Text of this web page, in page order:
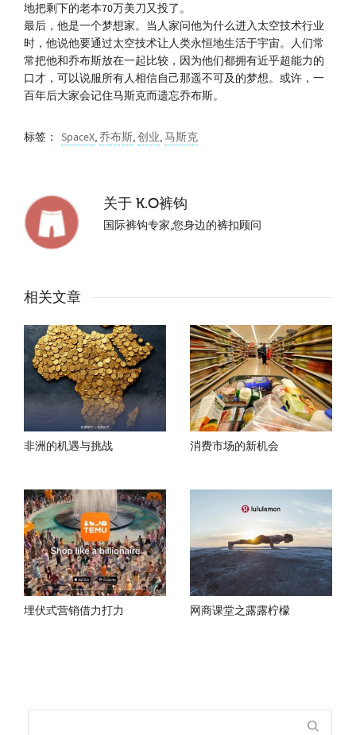
地把剩下的老本70万美刀又投了。
最后，他是一个梦想家。当人家问他为什么进入太空技术行业
时，他说他要通过太空技术让人类永恒地生活于宇宙。人们常
常把他和乔布斯放在一起比较，因为他们都拥有近乎超能力的
口才，可以说服所有人相信自己那遥不可及的梦想。或许，一
百年后大家会记住马斯克而遗忘乔布斯。
标签： SpaceX,乔布斯,创业,马斯克
关于 K.O裤钩
国际裤钩专家,您身边的裤扣顾问
相关文章
非洲的机遇与挑战 消费市场的新机会
埋伏式营销借力打力 网商课堂之露露柠檬